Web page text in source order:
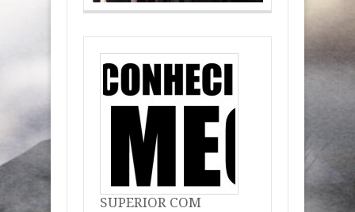
SUPERIOR COM